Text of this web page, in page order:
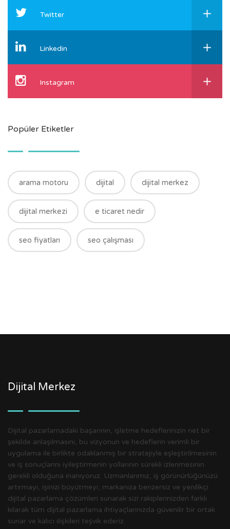
Twitter
Linkedin
Instagram
Popüler Etiketler
arama motoru dijital dijital merkez
dijital merkezi e ticaret nedir
seo fiyatları seo çalışması
Dijital Merkez
Dijital pazarlamadaki başarının, işletme hedeflerinizin net bir
şekilde anlaşılmasını, bu vizyonun ve hedeflerin verimli bir
uygulama ile birlikte odaklanmış bir stratejiyle eşleştirilmesinin
ve iş sonuçlarını iyileştirmenin yollarının sürekli izlenmesinin
gerekli olduğuna inanıyoruz. Uzmanlarımız, iş görünürlüğünüzü
artırmayı, işinizi büyütmeyi, markanıza benzersiz ve yenilikçi
dijital pazarlama çözümleri sunarak sizi rakiplerinizden farklı
kılarak tüm dijital pazarlama ihtiyaçlarınızda güvenilir bir ortak
sunar ve kalıcı ilişkileri teşvik ederiz.